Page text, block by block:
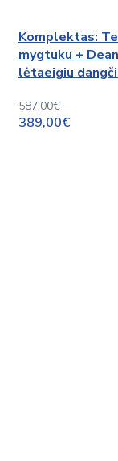
Komplektas:
mygtuku +
lėtaeigiu
587,00€
389,00€